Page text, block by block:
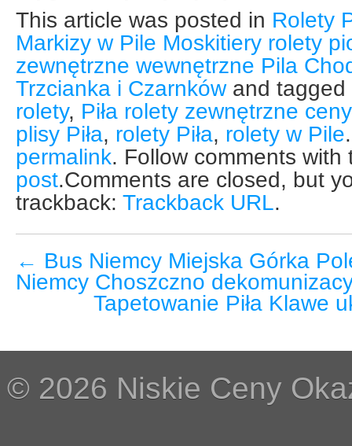
This article was posted in Rolety
Markizy w Pile Moskitiery rolety
zewnętrzne wewnętrzne Pila
Trzcianka i Czarnkówand tagged
rolety, Piła rolety zewnętrzne ceny
plisy Piła, rolety Piła, rolety w Pile
permalink. Follow comments
post.Comments are closed, but
trackback: Trackback URL.
← Bus Niemcy Miejska Górka
Niemcy Choszczno
Tapetowanie Piła Klawe
© 2026 Niskie Ceny